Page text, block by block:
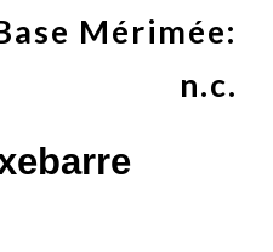
Mérimée:
n.c.